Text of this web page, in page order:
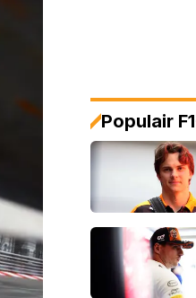
Populair